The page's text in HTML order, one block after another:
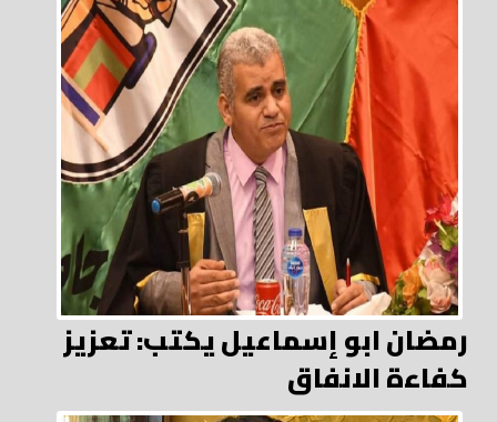
رمضان ابو إسماعيل يكتب: تعزيز
كفاءة الانفاق